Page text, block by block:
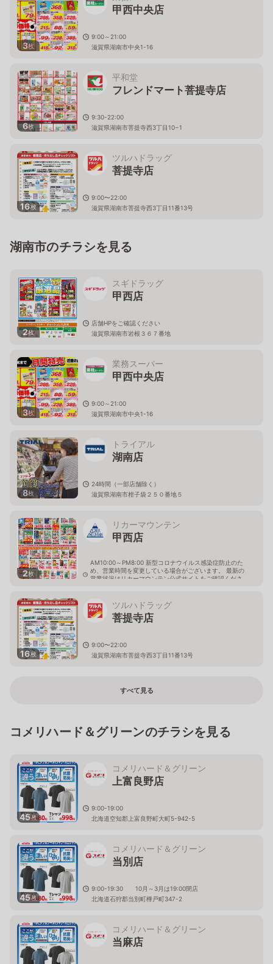
3枚
甲西中央店
9:00～21:00
滋賀県湖南市中央1-16
6枚
平和堂
フレンドマート菩提寺店
9:30-22:00
滋賀県湖南市菩提寺西3丁目10−1
16枚
ツルハドラッグ
菩提寺店
9:00〜22:00
滋賀県湖南市菩提寺西3丁目11番13号
湖南市のチラシを見る
2枚
スギドラッグ
甲西店
店舗HPをご確認ください
滋賀県湖南市岩根３６７番地
3枚
業務スーパー
甲西中央店
9:00～21:00
滋賀県湖南市中央1-16
8枚
トライアル
湖南店
24時間（一部店舗除く）
滋賀県湖南市柑子袋２５０番地５
2枚
リカーマウンテン
甲西店
AM10:00～PM8:00 新型コロナウイルス感染症防止のた
め、営業時間を変更している場合がございます。 最新の
営業状況はリカーマウンテン公式サイトをご確認くださ
16枚
ツルハドラッグ
菩提寺店
9:00〜22:00
滋賀県湖南市菩提寺西3丁目11番13号
すべて見る
コメリハード＆グリーンのチラシを見る
45枚
コメリハード＆グリーン
上富良野店
9:00-19:00
北海道空知郡上富良野町大町5-942-5
45枚
コメリハード＆グリーン
当別店
9:00-19:30 10月～3月は19:00閉店
北海道石狩郡当別町樺戸町347-2
コメリハード＆グリーン
当麻店